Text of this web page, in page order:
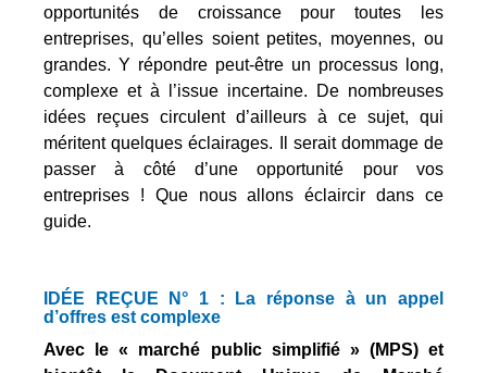
opportunités de croissance pour toutes les
entreprises, qu’elles soient petites, moyennes, ou
grandes. Y répondre peut-être un processus long,
complexe et à l’issue incertaine. De nombreuses
idées reçues circulent d’ailleurs à ce sujet, qui
méritent quelques éclairages. Il serait dommage de
passer à côté d’une opportunité pour vos
entreprises ! Que nous allons éclaircir dans ce
guide.
IDÉE REÇUE N° 1 : La réponse à un appel
d’offres est complexe
Avec le « marché public simplifié » (MPS) et